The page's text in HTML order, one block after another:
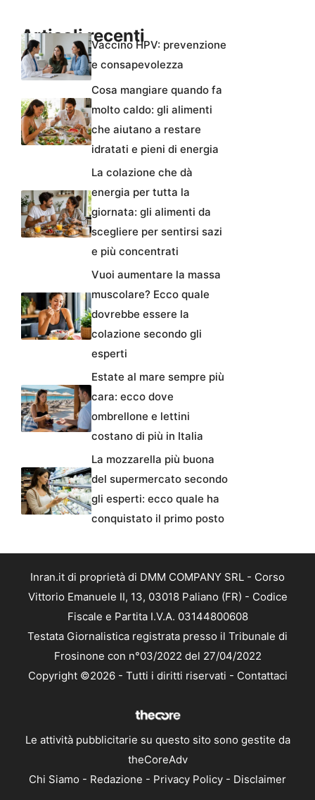
Articoli recentiVaccino HPV: prevenzione
e consapevolezza
Cosa mangiare quando fa
molto caldo: gli alimenti
che aiutano a restare
idratati e pieni di energia
La colazione che dà
energia per tutta la
giornata: gli alimenti da
scegliere per sentirsi sazi
e più concentrati
Vuoi aumentare la massa
muscolare? Ecco quale
dovrebbe essere la
colazione secondo gli
esperti
Estate al mare sempre più
cara: ecco dove
ombrellone e lettini
costano di più in Italia
La mozzarella più buona
del supermercato secondo
gli esperti: ecco quale ha
conquistato il primo posto
Inran.it di proprietà di DMM COMPANY SRL - Corso
Vittorio Emanuele II, 13, 03018 Paliano (FR) - Codice
Fiscale e Partita I.V.A. 03144800608
Testata Giornalistica registrata presso il Tribunale di
Frosinone con n°03/2022 del 27/04/2022
Copyright ©2026 - Tutti i diritti riservati - Contattaci
Le attività pubblicitarie su questo sito sono gestite da
theCoreAdv
Chi Siamo - Redazione - Privacy Policy - Disclaimer